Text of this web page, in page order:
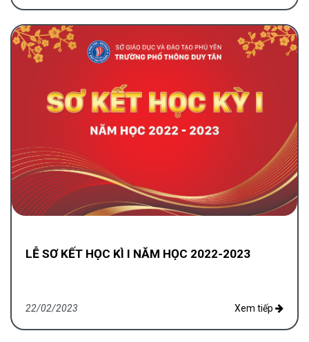
LỄ SƠ KẾT HỌC KÌ I NĂM HỌC 2022-2023
22/02/2023 Xem tiếp